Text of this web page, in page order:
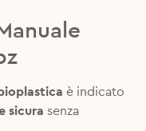
è indicato
sicura senza